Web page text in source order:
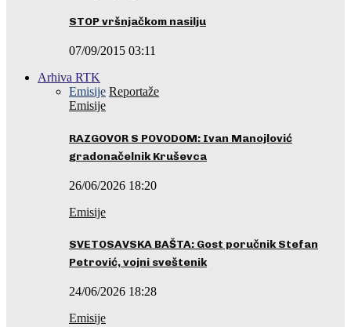
STOP vršnjačkom nasilju
07/09/2015 03:11
Arhiva RTK
Emisije Reportaže
Emisije
RAZGOVOR S POVODOM: Ivan Manojlović
gradonačelnik Kruševca
26/06/2026 18:20
Emisije
SVETOSAVSKA BAŠTA: Gost poručnik Stefan
Petrović, vojni sveštenik
24/06/2026 18:28
Emisije